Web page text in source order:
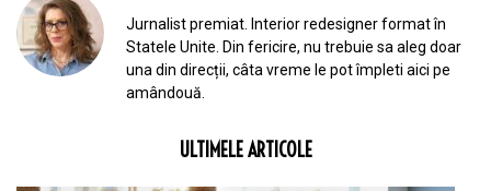
Jurnalist premiat. Interior redesigner format în
Statele Unite. Din fericire, nu trebuie sa aleg doar
una din direcții, câta vreme le pot împleti aici pe
amândouă.
ULTIMELE ARTICOLE